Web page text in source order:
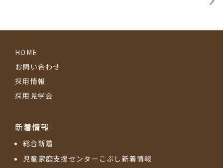
HOME
お問い合わせ
採用情報
採用見学会
新着情報
総合新着
児童家庭支援センターこぶし新着情報